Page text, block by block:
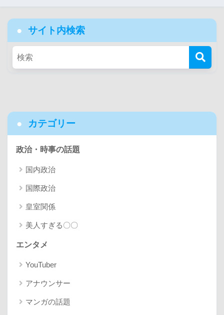
サイト内検索
カテゴリー
政治・時事の話題
国内政治
国際政治
皇室関係
美人すぎる〇〇
エンタメ
YouTuber
アナウンサー
マンガの話題